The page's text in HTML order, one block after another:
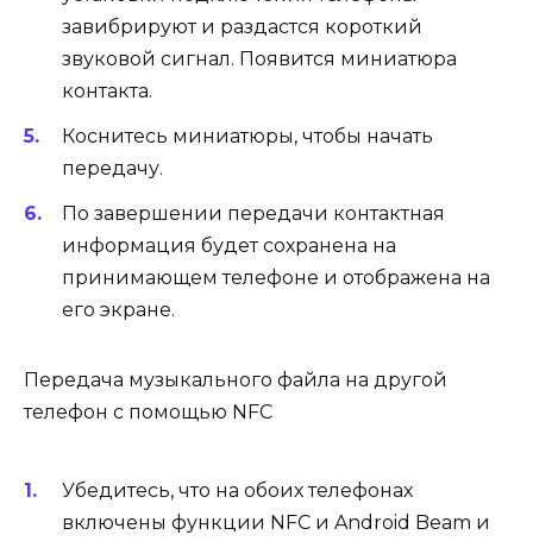
завибрируют и раздастся короткий
звуковой сигнал. Появится миниатюра
контакта.
Коснитесь миниатюры, чтобы начать
передачу.
По завершении передачи контактная
информация будет сохранена на
принимающем телефоне и отображена на
его экране.
Передача музыкального файла на другой
телефон с помощью NFC
Убедитесь, что на обоих телефонах
включены функции NFC и Android Beam и